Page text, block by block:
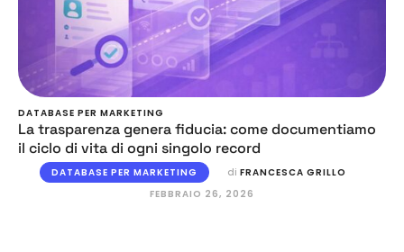
DATABASE PER MARKETING
La trasparenza genera fiducia: come documentiamo
il ciclo di vita di ogni singolo record
DATABASE PER MARKETING di FRANCESCA GRILLO
FEBBRAIO 26, 2026